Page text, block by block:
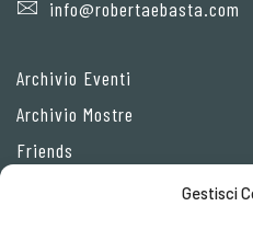
Gestisci
info@robertaebasta.com
Archivio Eventi
Archivio Mostre
Friends